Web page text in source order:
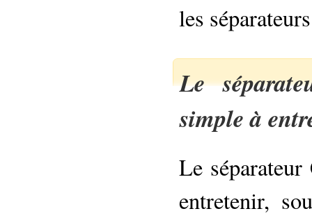
les
Le
simple à
Le
entretenir,